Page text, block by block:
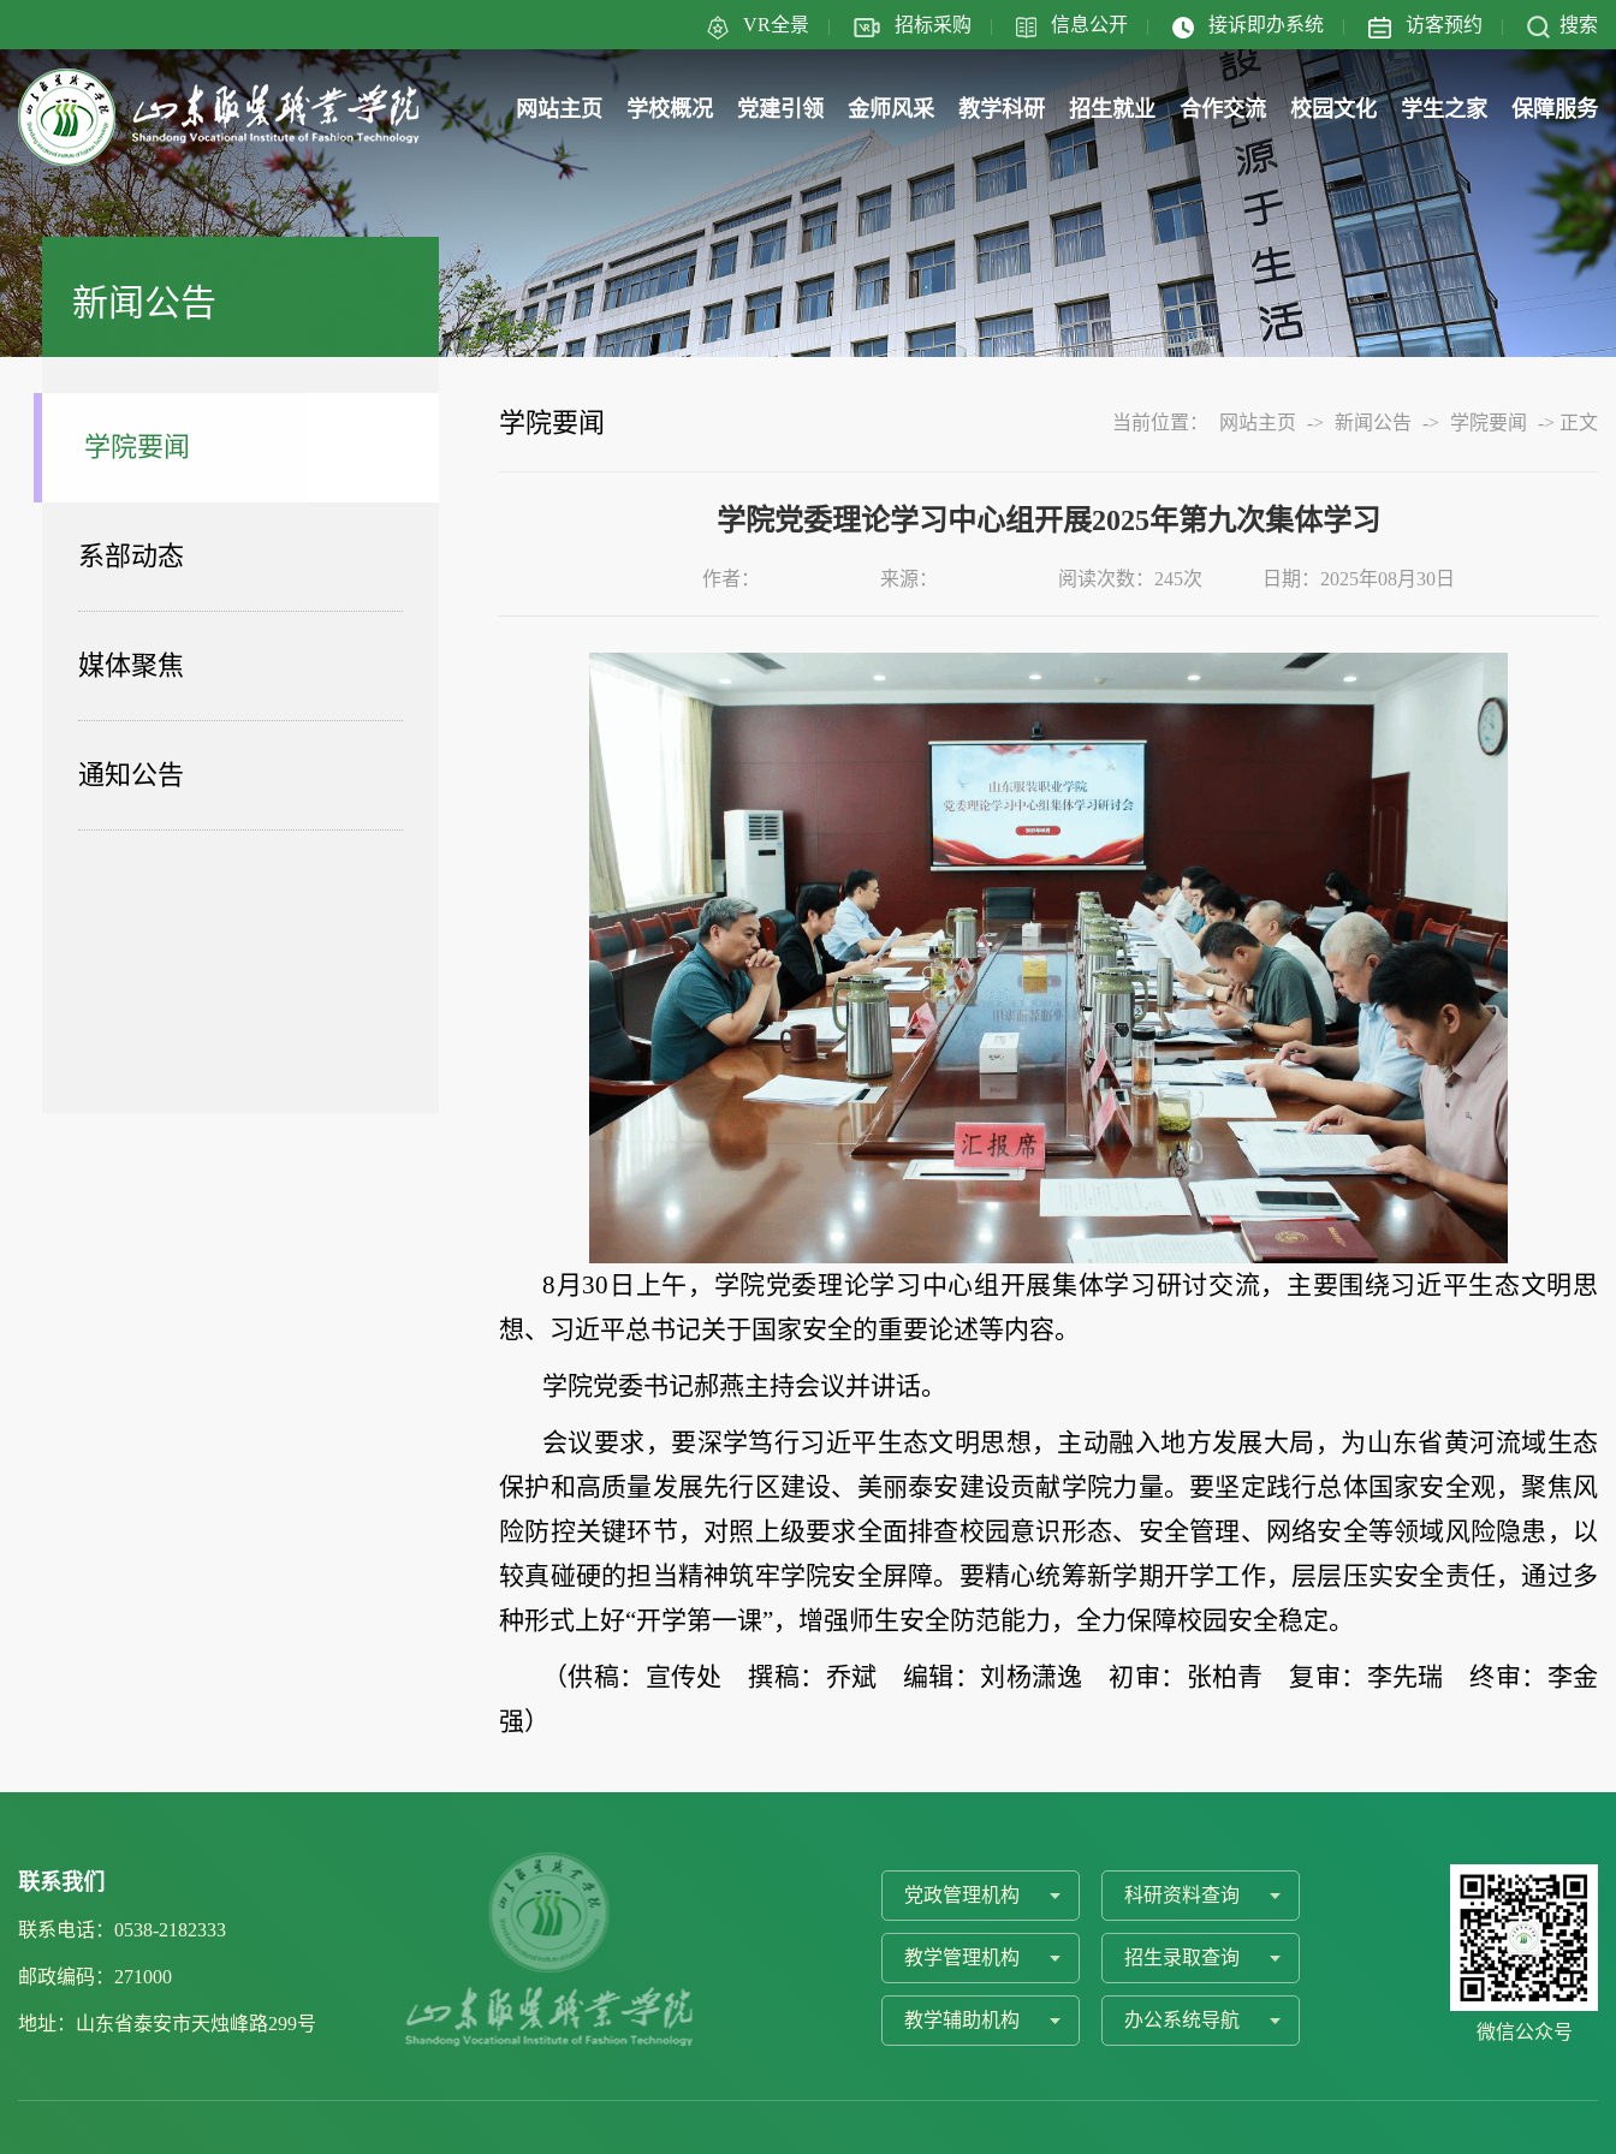
VR全景 | 招标采购 | 信息公开 | 接诉即办系统 | 访客预约 | 搜索
网站主页 学校概况 党建引领 金师风采 教学科研 招生就业 合作交流 校园文化 学生之家 保障服务
新闻公告
学院要闻
系部动态
媒体聚焦
通知公告
学院要闻 当前位置： 网站主页 -> 新闻公告 -> 学院要闻 -> 正文
学院党委理论学习中心组开展2025年第九次集体学习
作者： 来源： 阅读次数： 245次 日期：2025年08月30日
8月30日上午，学院党委理论学习中心组开展集体学习研讨交流，主要围绕习近平生态文明思
想、习近平总书记关于国家安全的重要论述等内容。
学院党委书记郝燕主持会议并讲话。
会议要求，要深学笃行习近平生态文明思想，主动融入地方发展大局，为山东省黄河流域生态
保护和高质量发展先行区建设、美丽泰安建设贡献学院力量。要坚定践行总体国家安全观，聚焦风
险防控关键环节，对照上级要求全面排查校园意识形态、安全管理、网络安全等领域风险隐患，以
较真碰硬的担当精神筑牢学院安全屏障。要精心统筹新学期开学工作，层层压实安全责任，通过多
种形式上好“开学第一课”，增强师生安全防范能力，全力保障校园安全稳定。
（供稿：宣传处 撰稿：乔斌 编辑：刘杨潇逸 初审：张柏青 复审：李先瑞 终审：李金
强）
联系我们
联系电话：0538-2182333
邮政编码：271000
地址：山东省泰安市天烛峰路299号
党政管理机构 科研资料查询
教学管理机构 招生录取查询
教学辅助机构 办公系统导航
微信公众号